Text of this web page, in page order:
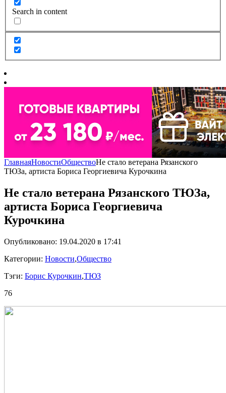
Search in content
ГлавнаяНовостиОбществоНе стало ветерана Рязанского
ТЮЗа, артиста Бориса Георгиевича Курочкина
Не стало ветерана Рязанского ТЮЗа,
артиста Бориса Георгиевича
Курочкина
Опубликовано: 19.04.2020 в 17:41
Категории: Новости,Общество
Тэги: Борис Курочкин,ТЮЗ
76